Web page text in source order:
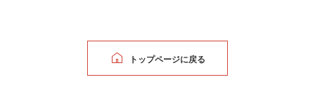
トップページに戻る